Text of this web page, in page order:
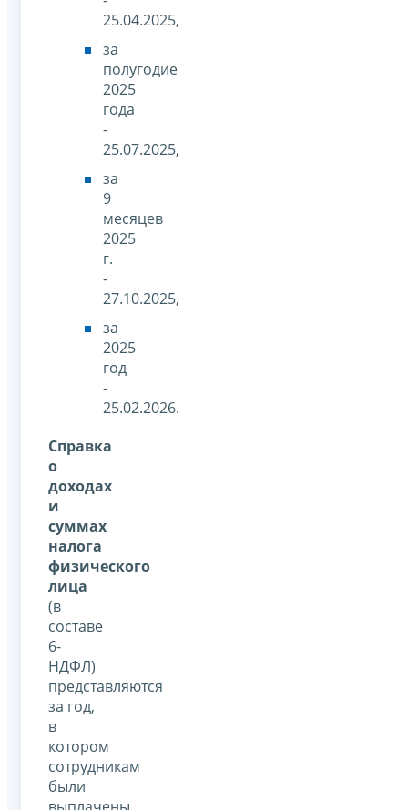
25.04.2025,
за
полугодие
2025
года
-
25.07.2025,
за
9
месяцев
2025
г.
-
27.10.2025,
за
2025
год
-
25.02.2026.
Справка
о
доходах
и
суммах
налога
физического
лица
(в
составе
6-
НДФЛ)
представляются
за год,
в
котором
сотрудникам
были
выплачены